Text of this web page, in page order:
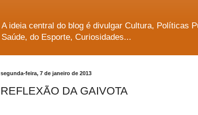
A ideia central do blog é divulgar Cultura, Políticas
Saúde, do Esporte, Curiosidades...
segunda-feira, 7 de janeiro de 2013
REFLEXÃO DA GAIVOTA